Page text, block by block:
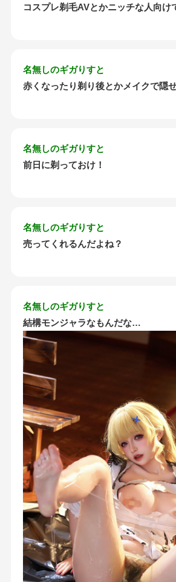
コスプレ剃毛AVとかニッチな人向け
名無しのギガりすと
赤くなったり剃り後とかメイクで隠
名無しのギガりすと
前日に剃っておけ！
名無しのギガりすと
売ってくれるんだよね？
名無しのギガりすと
結構モンジャラなもんだな…